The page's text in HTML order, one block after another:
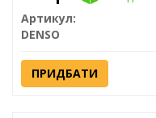
Артикул:
DENSO
ПРИДБАТИ